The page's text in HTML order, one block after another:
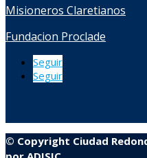
Misioneros Claretianos
Fundacion Proclade
Seguir
Seguir
© Copyright Ciudad